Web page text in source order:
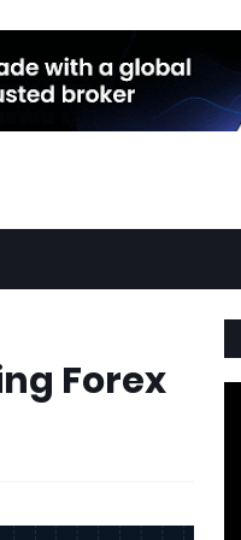
Forex